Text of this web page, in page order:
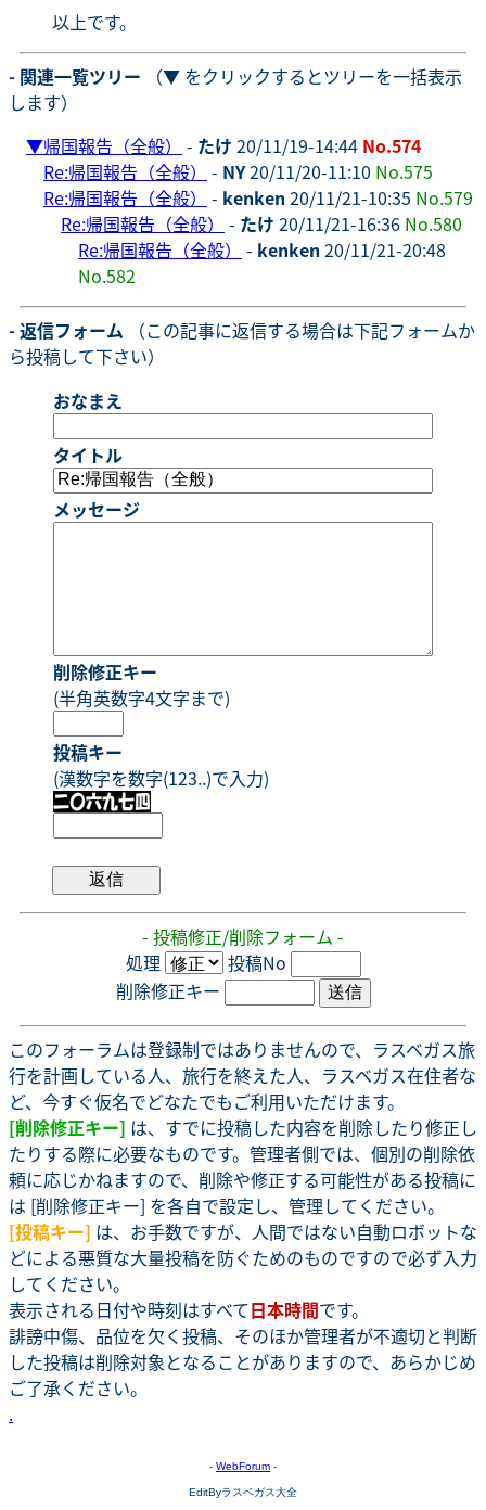
以上です。
- 関連一覧ツリー （▼ をクリックするとツリーを一括表示
します）
▼帰国報告（全般） - たけ 20/11/19-14:44 No.574
Re:帰国報告（全般）
- NY20/11/20-11:10 No.575
Re:帰国報告（全般）
- kenken 20/11/21-10:35 No.579
Re:帰国報告（全般）
- たけ 20/11/21-16:36 No.580
Re:帰国報告（全般）
- kenken 20/11/21-20:48
No.582
- 返信フォーム （この記事に返信する場合は下記フォームか
ら投稿して下さい）
おなまえ
タイトル
メッセージ
削除修正キー
(半角英数字4文字まで)
投稿キー
(漢数字を数字(123..)で入力)
- 投稿修正/削除フォーム -
処理
投稿No
削除修正キー
このフォーラムは登録制ではありませんので、ラスベガス旅
行を計画している人、旅行を終えた人、ラスベガス在住者な
ど、今すぐ仮名でどなたでもご利用いただけます。
[削除修正キー] は、すでに投稿した内容を削除したり修正し
たりする際に必要なものです。管理者側では、個別の削除依
頼に応じかねますので、削除や修正する可能性がある投稿に
は [削除修正キー] を各自で設定し、管理してください。
[投稿キー] は、お手数ですが、人間ではない自動ロボットな
どによる悪質な大量投稿を防ぐためのものですので必ず入力
してください。
表示される日付や時刻はすべて日本時間です。
誹謗中傷、品位を欠く投稿、そのほか管理者が不適切と判断
した投稿は削除対象となることがありますので、あらかじめ
ご了承ください。
.
- WebForum -
EditByラスベガス大全